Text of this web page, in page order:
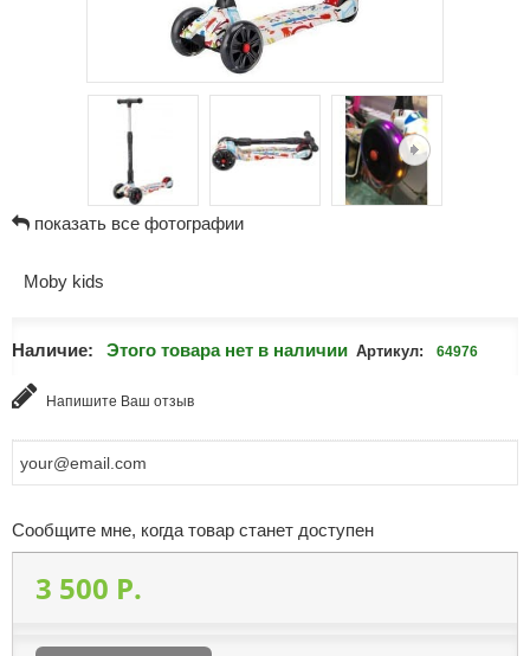
показать все фотографии
Moby kids
Наличие: Этого товара нет в наличии Артикул: 64976
Напишите Ваш отзыв
Сообщите мне, когда товар станет доступен
3 500 P.